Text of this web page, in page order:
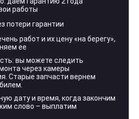
работы
потери гарантии
работ и их цену «на берегу»,
ее
вы можете следить
через камеры
Старые запчасти вернем
дату и время, когда закончим
слово – выплатим